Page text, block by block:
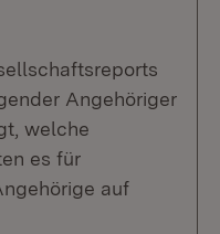
Angehöriger
welche
es für
auf